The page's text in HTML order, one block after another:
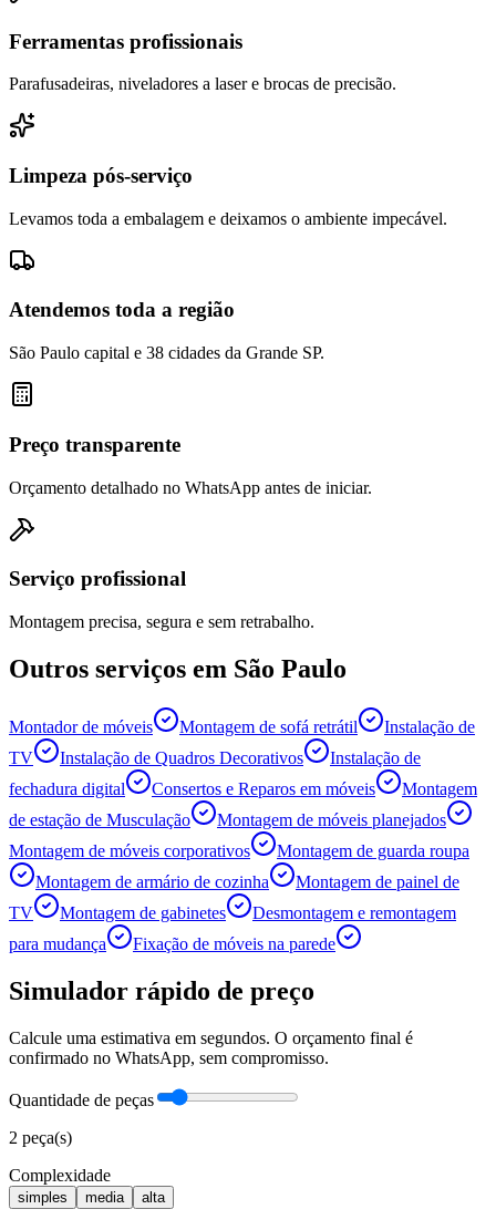
Ferramentas profissionais
Parafusadeiras, niveladores a laser e brocas de precisão.
Limpeza pós-serviço
Levamos toda a embalagem e deixamos o ambiente impecável.
Atendemos toda a região
São Paulo capital e 38 cidades da Grande SP.
Preço transparente
Orçamento detalhado no WhatsApp antes de iniciar.
Serviço profissional
Montagem precisa, segura e sem retrabalho.
Outros serviços em São Paulo
Montador de móveis Montagem de sofá retrátil
Instalação de
TV
Instalação de Quadros Decorativos
Instalação de
fechadura digital
Consertos e Reparos em móveis
Montagem
de estação de Musculação
Montagem de móveis planejados
Montagem de móveis corporativos
Montagem de guarda roupa
Montagem de armário de cozinha
Montagem de painel de
TV
Montagem de gabinetes
Desmontagem e remontagem
para mudança
Fixação de móveis na parede
Simulador rápido de preço
Calcule uma estimativa em segundos. O orçamento final é
confirmado no WhatsApp, sem compromisso.
Quantidade de peças
2 peça(s)
Complexidade
simples media alta